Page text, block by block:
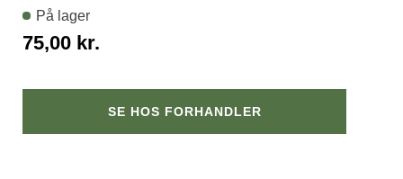
75,00 kr.
På lager
SE HOS FORHANDLER